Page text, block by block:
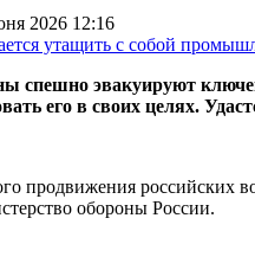
2026 12:16
спешно эвакуируют
его в своих целях.
продвижения российских
обороны России.